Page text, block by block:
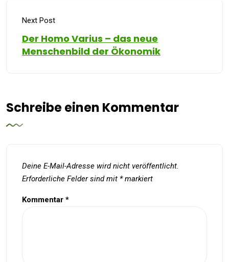
Next Post
Der Homo Varius – das neue
Menschenbild der Ökonomik
Schreibe einen Kommentar
Deine E-Mail-Adresse wird nicht veröffentlicht.
Erforderliche Felder sind mit *markiert
Kommentar *